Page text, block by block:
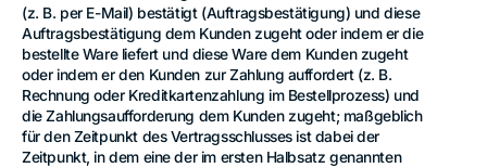
(z. B. per E-Mail) bestätigt (Auftragsbestätigung) und diese
Auftragsbestätigung dem Kunden zugeht oder indem er die
bestellte Ware liefert und diese Ware dem Kunden zugeht
oder indem er den Kunden zur Zahlung auffordert (z. B.
Rechnung oder Kreditkartenzahlung im Bestellprozess) und
die Zahlungsaufforderung dem Kunden zugeht; maßgeblich
für den Zeitpunkt des Vertragsschlusses ist dabei der
Zeitpunkt, in dem eine der im ersten Halbsatz genannten